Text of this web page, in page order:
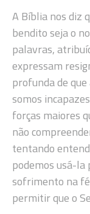
A Bíblia nos diz
bendito seja o
palavras,
expressam
profunda de
somos
forças maiores
não
tentando
podemos usá-
sofrimento na
permitir que o